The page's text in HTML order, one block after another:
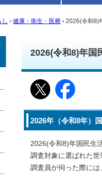
し › 健康・衛生・医療 › 2026(令和8)
2026(令和8)年国
2026年（令和8年）
2026(令和8)年国民生
調査対象に選ばれた世
調査員が伺った際には